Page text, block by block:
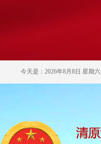
今天是：2026年8月8日 星期六